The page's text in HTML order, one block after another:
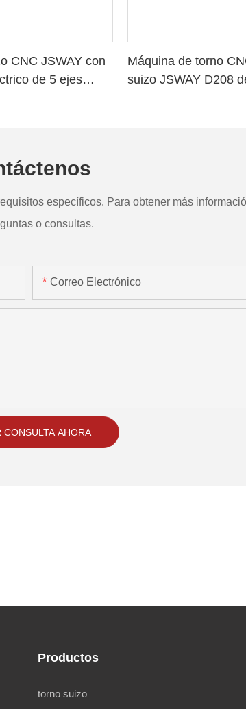
CNC JSWAY con
de 5 ejes
Máquina de torno
suizo JSWAY D208
específicos. Para obtener más
o consultas.
Correo Electrónico
CONSULTA AHORA
Productos
torno suizo